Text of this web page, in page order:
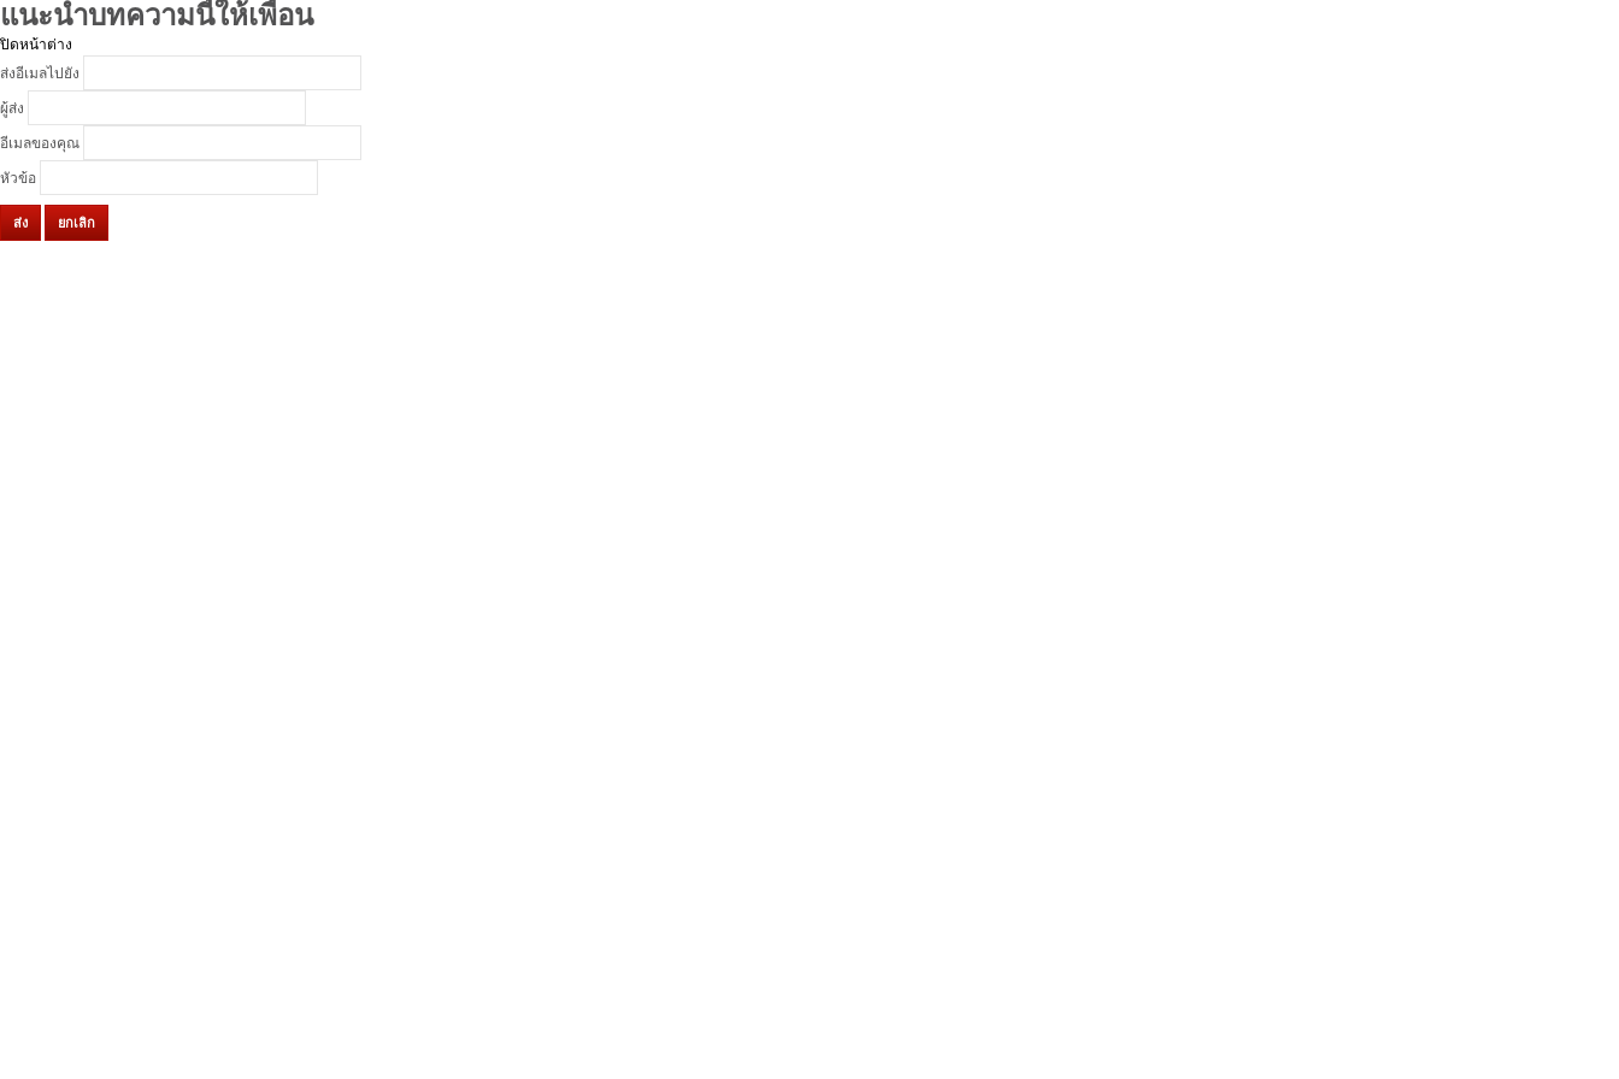
แนะนำบทความนี้ให้เพื่อน
ปิดหน้าต่าง
ส่งอีเมลไปยัง
ผู้ส่ง
อีเมลของคุณ
หัวข้อ
ส่ง ยกเลิก